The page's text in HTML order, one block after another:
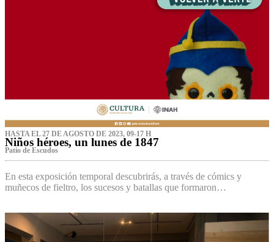
HASTA EL 27 DE AGOSTO DE 2023, 09-17 H
Niños héroes, un lunes de 1847
Patio de Escudos
En esta exposición temporal descubrirás, a través de cómics y
muñecos de fieltro, los sucesos y batallas que formaron…